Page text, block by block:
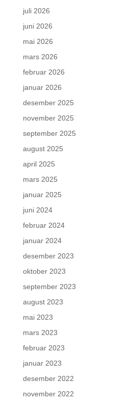
juli 2026
juni 2026
mai 2026
mars 2026
februar 2026
januar 2026
desember 2025
november 2025
september 2025
august 2025
april 2025
mars 2025
januar 2025
juni 2024
februar 2024
januar 2024
desember 2023
oktober 2023
september 2023
august 2023
mai 2023
mars 2023
februar 2023
januar 2023
desember 2022
november 2022